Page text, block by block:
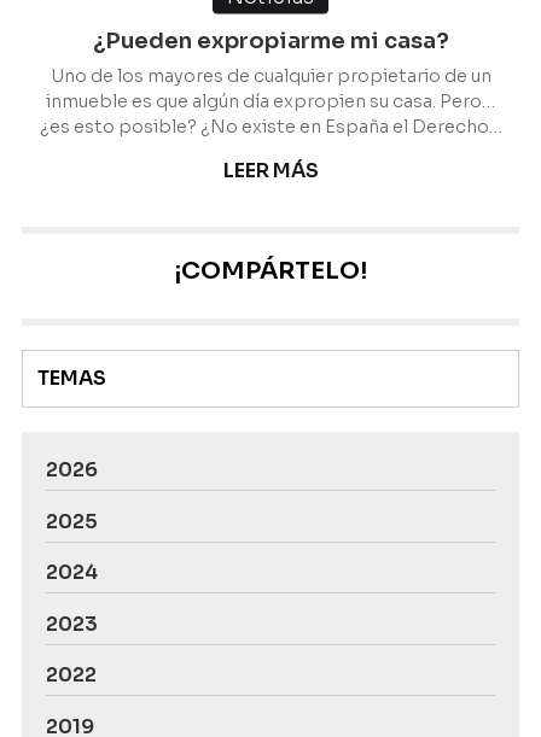
TEMAS
¿Pueden expropiarme mi casa?
Uno de los mayores de cualquier propietario de un
inmueble es que algún día expropien su casa. Pero…
¿es esto posible? ¿No existe en España el Derecho a
acerca de las expropiaciones en un país como el
edificio… No obstante, se puede dar el caso en el
que una persona se vea obligada a perder su hogar
LEER MÁS
¡COMPÁRTELO!
2026
2025
2024
2023
2022
2019